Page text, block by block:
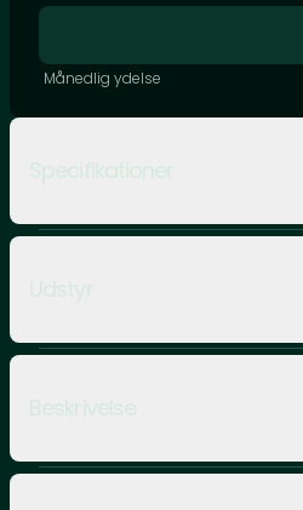
Månedlig ydelse
Specifikationer
Udstyr
Beskrivelse